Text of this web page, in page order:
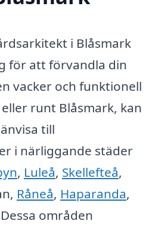
i Blåsmark
för att förvandla din
vacker och funktionell
runt Blåsmark, kan
till
i närliggande städer
, Luleå, Skellefteå,
Råneå, Haparanda,
områden